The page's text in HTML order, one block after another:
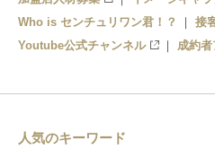
Who is センチュリワン君！？
接
Youtube公式チャンネル
成約者
人気のキーワード